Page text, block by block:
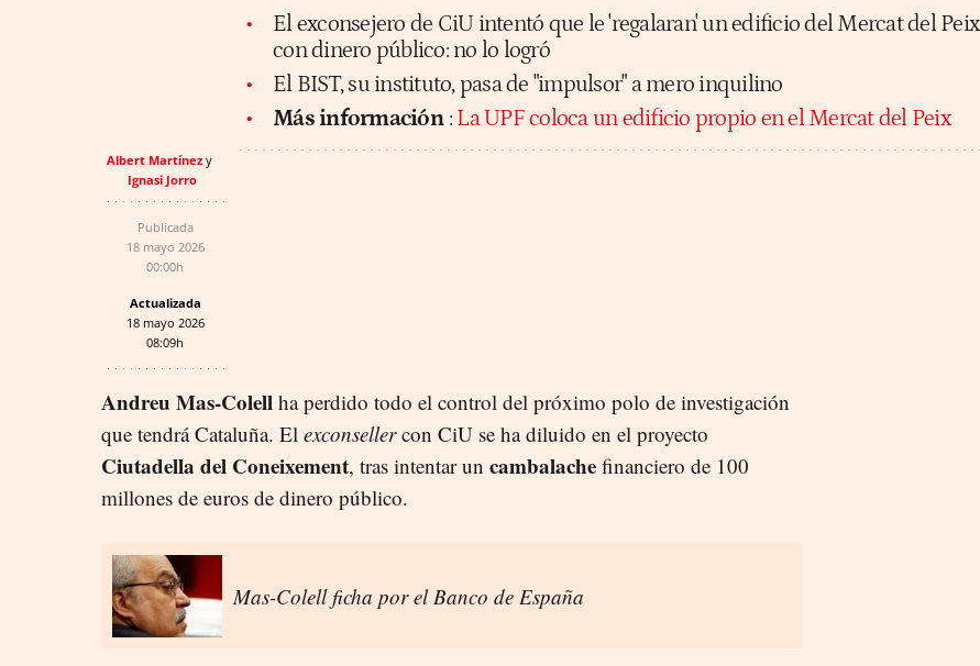
El exconsejero de CiU intentó que le 'regalaran' un edificio del Mercat del Peix
con dinero público: no lo logró
El BIST, su instituto, pasa de "impulsor" a mero inquilino
Más información : La UPF coloca un edificio propio en el Mercat del Peix
Albert Martínez
Ignasi Jorro
Publicada
18 mayo 2026
00:00h
Actualizada
18 mayo 2026
08:09h
Andreu Mas-Colell ha perdido todo el control del próximo polo de investigación
que tendrá Cataluña. El exconsellercon CiU se ha diluido en el proyecto
Ciutadella del Coneixement, tras intentar un cambalache financiero de 100
millones de euros de dinero público.
Mas-Colell ficha por el Banco de España